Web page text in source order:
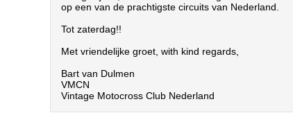
op een van de prachtigste circuits van Nederland.
Tot zaterdag!!
Met vriendelijke groet, with kind regards,
Bart van Dulmen
VMCN
Vintage Motocross Club Nederland